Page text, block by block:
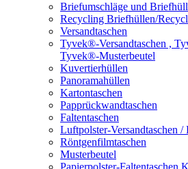
Briefumschläge und
Recycling Briefhüllen/
Versandtaschen
Tyvek®-Versandtaschen ,
Tyvek®-Musterbeutel
Kuvertierhüllen
Panoramahüllen
Kartontaschen
Papprückwandtaschen
Faltentaschen
Luftpolster-Versandtaschen /
Röntgenfilmtaschen
Musterbeutel